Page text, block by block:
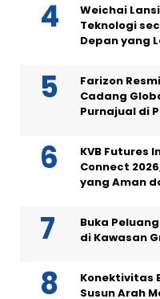
Weichai
Teknologi
Depan yang
Farizon
Cadang
Purnajual di
KVB Futures
Connect
yang Aman
Buka
di Kawasan
Konektivitas
Susun Arah